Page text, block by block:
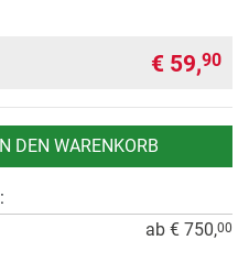
€ 59,90
IN DEN WARENKORB
:
ab € 750,00